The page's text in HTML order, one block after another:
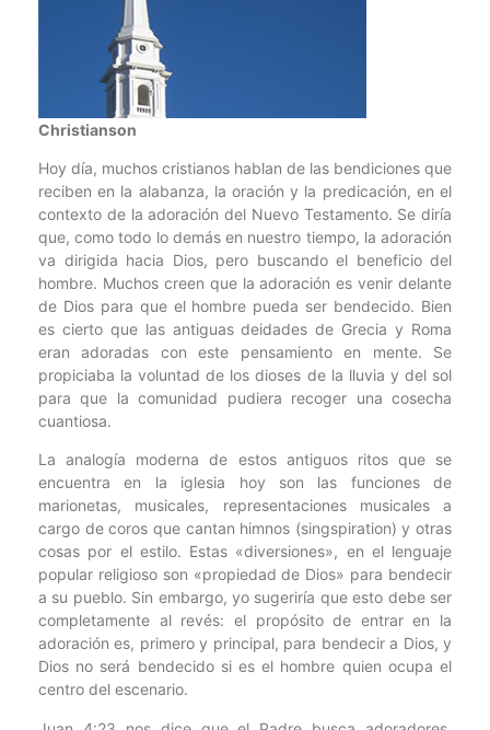
Christianson
Hoy día, muchos cristianos hablan de las bendiciones que
reciben en la alabanza, la oración y la predicación, en el
contexto de la adoración del Nuevo Testamento. Se diría
que, como todo lo demás en nuestro tiempo, la adoración
va dirigida hacia Dios, pero buscando el beneficio del
hombre. Muchos creen que la adoración es venir delante
de Dios para que el hombre pueda ser bendecido. Bien
es cierto que las antiguas deidades de Grecia y Roma
eran adoradas con este pensamiento en mente. Se
propiciaba la voluntad de los dioses de la lluvia y del sol
para que la comunidad pudiera recoger una cosecha
cuantiosa.
La analogía moderna de estos antiguos ritos que se
encuentra en la iglesia hoy son las funciones de
marionetas, musicales, representaciones musicales a
cargo de coros que cantan himnos (singspiration) y otras
cosas por el estilo. Estas «diversiones», en el lenguaje
popular religioso son «propiedad de Dios» para bendecir
a su pueblo. Sin embargo, yo sugeriría que esto debe ser
completamente al revés: el propósito de entrar en la
adoración es, primero y principal, para bendecir a Dios, y
Dios no será bendecido si es el hombre quien ocupa el
centro del escenario.